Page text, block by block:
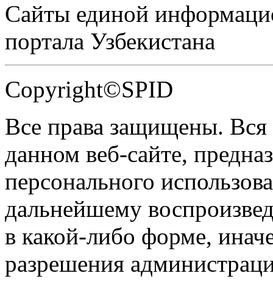
Сайты единой
портала Узбекистана
Copyright©SPID
Все права защищены.
данном веб-сайте,
персонального
дальнейшему
в какой-либо форме,
разрешения